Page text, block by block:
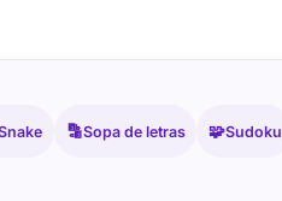
🔡Sopa de letras 🧩Sudoku